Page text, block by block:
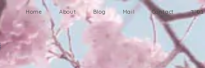
Home About Blog Mail Contact בס"ד